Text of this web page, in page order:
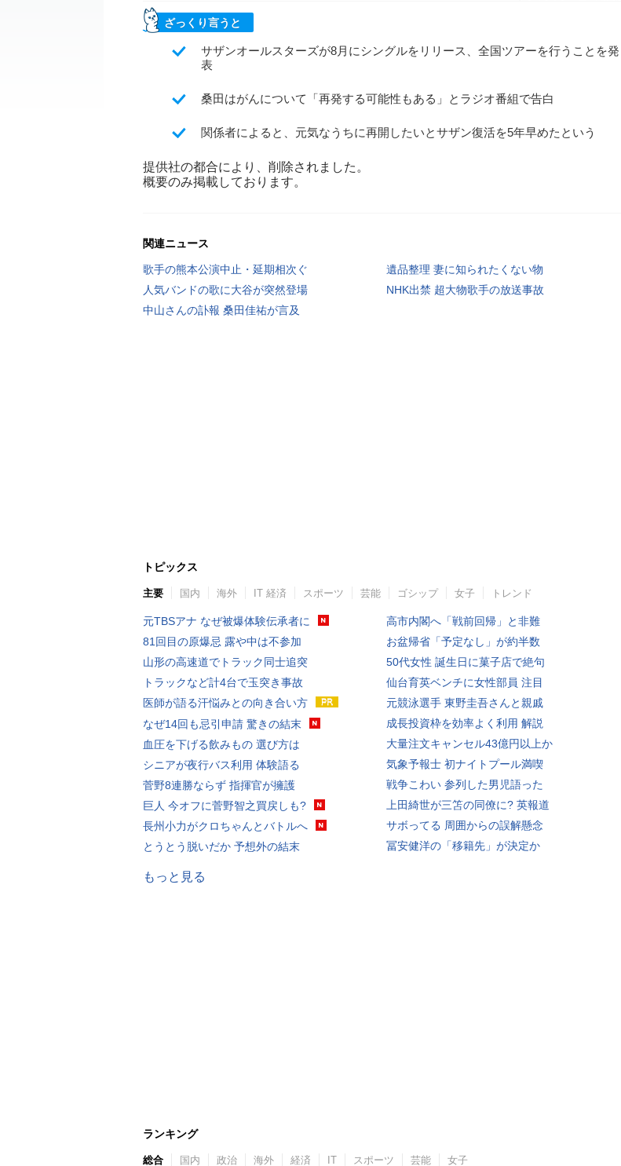
ざっくり言うと
サザンオールスターズが8月にシングルをリリース、全国ツアーを行うことを発
表
桑田はがんについて「再発する可能性もある」とラジオ番組で告白
関係者によると、元気なうちに再開したいとサザン復活を5年早めたという
提供社の都合により、削除されました。
概要のみ掲載しております。
関連ニュース
歌手の熊本公演中止・延期相次ぐ
遺品整理 妻に知られたくない物
人気バンドの歌に大谷が突然登場
NHK出禁 超大物歌手の放送事故
中山さんの訃報 桑田佳祐が言及
トピックス
主要 国内 海外 IT 経済 スポーツ 芸能 ゴシップ 女子 トレンド
元TBSアナ なぜ被爆体験伝承者に
81回目の原爆忌 露や中は不参加
山形の高速道でトラック同士追突
トラックなど計4台で玉突き事故
医師が語る汗悩みとの向き合い方
なぜ14回も忌引申請 驚きの結末
血圧を下げる飲みもの 選び方は
シニアが夜行バス利用 体験語る
菅野8連勝ならず 指揮官が擁護
巨人 今オフに菅野智之買戻しも?
長州小力がクロちゃんとバトルへ
とうとう脱いだか 予想外の結末
高市内閣へ「戦前回帰」と非難
お盆帰省「予定なし」が約半数
50代女性 誕生日に菓子店で絶句
仙台育英ベンチに女性部員 注目
元競泳選手 東野圭吾さんと親戚
成長投資枠を効率よく利用 解説
大量注文キャンセル43億円以上か
気象予報士 初ナイトプール満喫
戦争こわい 参列した男児語った
上田綺世が三笘の同僚に? 英報道
サボってる 周囲からの誤解懸念
冨安健洋の「移籍先」が決定か
もっと見る
ランキング
総合 国内 政治 海外 経済 IT スポーツ 芸能 女子